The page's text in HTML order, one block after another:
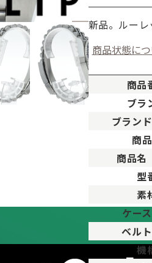
新品。ルーレ
商品状態に
くは新品に近い状態の商品。
の良い商品。
少なめで比較的状態の良い商品
があり、目立つ場合がありま
商品
ブラ
ブランド
商
商品名
型
素
ケー
ベル
機